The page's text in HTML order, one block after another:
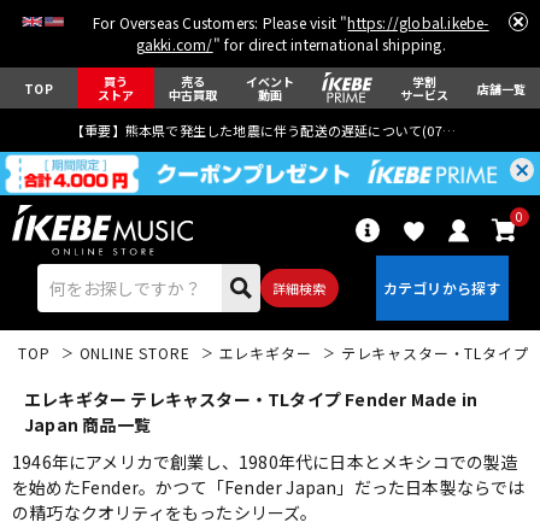
For Overseas Customers: Please visit "https://global.ikebe-
gakki.com/" for direct international shipping.
TOP 買う
ストア
売る
中古買取
イベント
動画
学割
サービス 店舗一覧
【重要】熊本県で発生した地震に伴う配送の遅延について(07月29日
詳細検索
0
エレキギター アコギ/エレアコ
TOP ONLINE STORE エレキギター テレキャスター・TLタイプ
エレキギター テレキャスター・TLタイプ Fender Made in
Japan 商品一覧
1946年にアメリカで創業し、1980年代に日本とメキシコでの製造
を始めたFender。かつて「Fender Japan」だった日本製ならでは
の精巧なクオリティをもったシリーズ。